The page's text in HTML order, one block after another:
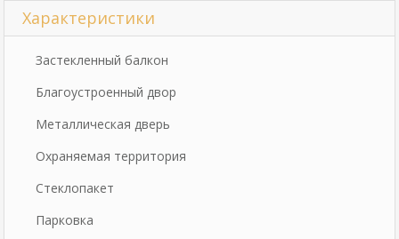
Характеристики
Застекленный балкон
Благоустроенный двор
Металлическая дверь
Охраняемая территория
Стеклопакет
Парковка